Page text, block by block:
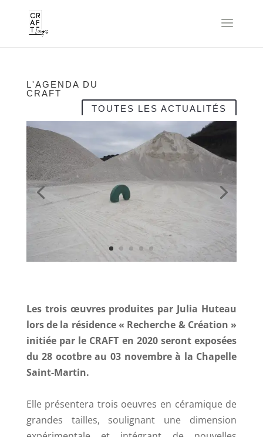
L'AGENDA DU
CRAFT
TOUTES LES ACTUALITÉS
Les trois œuvres produites par Julia Huteau
lors de la résidence « Recherche & Création »
initiée par le CRAFT en 2020 seront exposées
du 28 ocotbre au 03 novembre à la Chapelle
Saint-Martin.
Elle présentera trois oeuvres en céramique de
grandes tailles, soulignant une dimension